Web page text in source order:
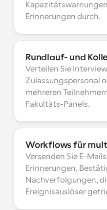
Erinnerungen durch.
Rundlauf- und
Verteilen Sie
Zulassungspersonal
mehreren
Fakultäts-Panels.
Workflows für
Versenden Sie E-
Erinnerungen,
Nachverfolgungen,
Ereignisauslöser